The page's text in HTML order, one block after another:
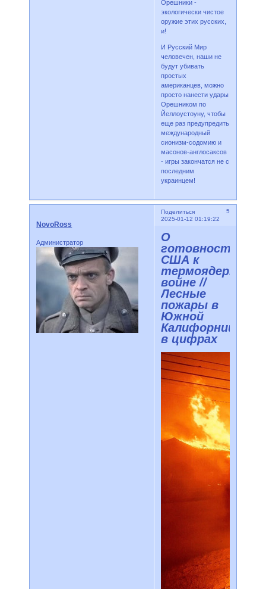
Орешники -
экологически чистое
оружие этих русских,
и!
И Русский Мир
человечен, наши не
будут убивать
простых
американцев, можно
просто нанести удары
Орешником по
Йеллоустоуну, чтобы
еще раз предупредить
международный
сионизм-содомию и
масонов-англосаксов
- игры закончатся не с
последним
украинцем!
Поделиться
5
2025-01-12 01:19:22
NovoRoss
Администратор
О
готовности
США к
термоядерной
войне //
Лесные
пожары в
Южной
Калифорнии
в цифрах